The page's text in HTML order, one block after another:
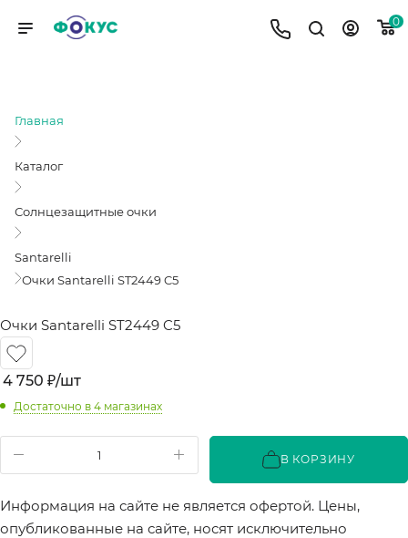
0
Главная
Каталог
Солнцезащитные очки
Santarelli
Очки Santarelli ST2449 C5
Очки Santarelli ST2449 C5
4 750 ₽/шт
Достаточно в 4 магазинах
В КОРЗИНУ
Информация на сайте не является офертой. Цены,
опубликованные на сайте, носят исключительно